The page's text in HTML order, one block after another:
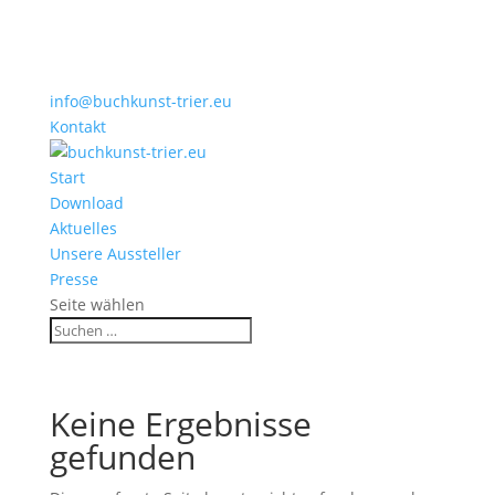
info@buchkunst-trier.eu
Kontakt
Start
Download
Aktuelles
Unsere Aussteller
Presse
Seite wählen
Keine Ergebnisse
gefunden